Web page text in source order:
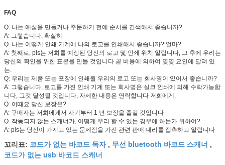
FAQ
Q: 나는 예심을 만들거나 주문하기 전에 순서를 간색해서 좋습니까?
A: 그렇습니다, 확실히
Q: 나는 어떻게 인쇄 기계에 나의 로고를 인쇄해서 좋습니까? 얼마?
A: 첫째로, pls는 저희를 예상된 당신의 로고 및 인쇄 위치 알립니다, 그 후에 우리는
당신의 확인을 위한 표본을 만들 것입니다 곧 비용에 의하여 몇몇 요인에 달려 있
는.
Q: 우리는 제품 또는 포장에 인쇄될 우리의 로고 또는 회사명이 있어서 좋습니까?
A: 그렇습니다, 로고를 가진 인쇄 기계 또는 회사명은 실크 인쇄에 의해 수락가능합
니다, 그것 달성될 것입니다, 자세한 내용은 연락합니다 저희에게.
Q: 어때요 당신 보장은?
A: 구매자는 저희에게서 사기부터 1 년 보장을 즐길 것입니다
Q: 작동되지 않는 스캐너가, 어떻게 우리 할 수 있는 경우에 하는가 위하여?
A: pls는 당신이 가지고 있는 문제점을 가진 관련 판매 대리를 접촉하고 알립니다
꼬리표: 코드가 없는 바코드 독자, 무선 bluetooth 바코드 스캐너 ,
코드가 없는 usb 바코드 스캐너